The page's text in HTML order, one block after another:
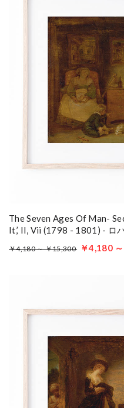
The Seven Ages Of Man-
It,’ II, Vii (1798 - 1801) - ロ
￥4,180 ～ ￥15,300 ￥4,180